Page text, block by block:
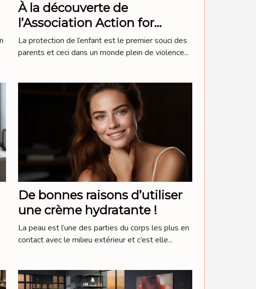
À la découverte de
l’Association Action for
Children Conflit
La protection de l’enfant est le premier souci des
parents et ceci dans un monde plein de violence...
De bonnes raisons d’utiliser
une crème hydratante !
La peau est l’une des parties du corps les plus en
contact avec le milieu extérieur et c’est elle...